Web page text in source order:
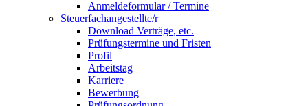
Anmeldeformular / Termine
Steuerfachangestellte/r
Download Verträge, etc.
Prüfungstermine und Fristen
Profil
Arbeitstag
Karriere
Bewerbung